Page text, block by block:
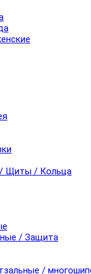
/ Щиты / Кольца
/ Защита
/